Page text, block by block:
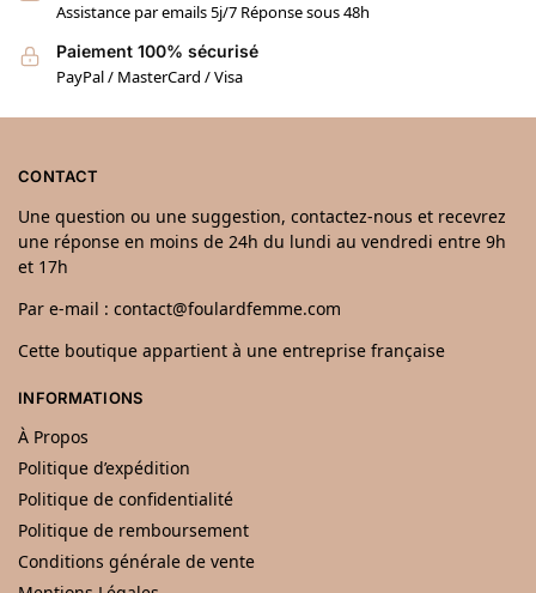
Assistance par emails 5j/7 Réponse sous 48h
Paiement 100% sécurisé
PayPal / MasterCard / Visa
CONTACT
Une question ou une suggestion, contactez-nous et recevrez
une réponse en moins de 24h du lundi au vendredi entre 9h
et 17h
Par e-mail : contact@foulardfemme.com
Cette boutique appartient à une entreprise française
INFORMATIONS
À Propos
Politique d’expédition
Politique de confidentialité
Politique de remboursement
Conditions générale de vente